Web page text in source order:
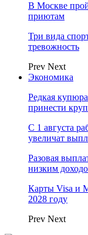
В Москве
приютам
Три вида
тревожность
Prev Next
Экономика
Редкая
принести
С 1 августа
увеличат
Разовая
низким
Карты Visa и
2028 году
Prev Next